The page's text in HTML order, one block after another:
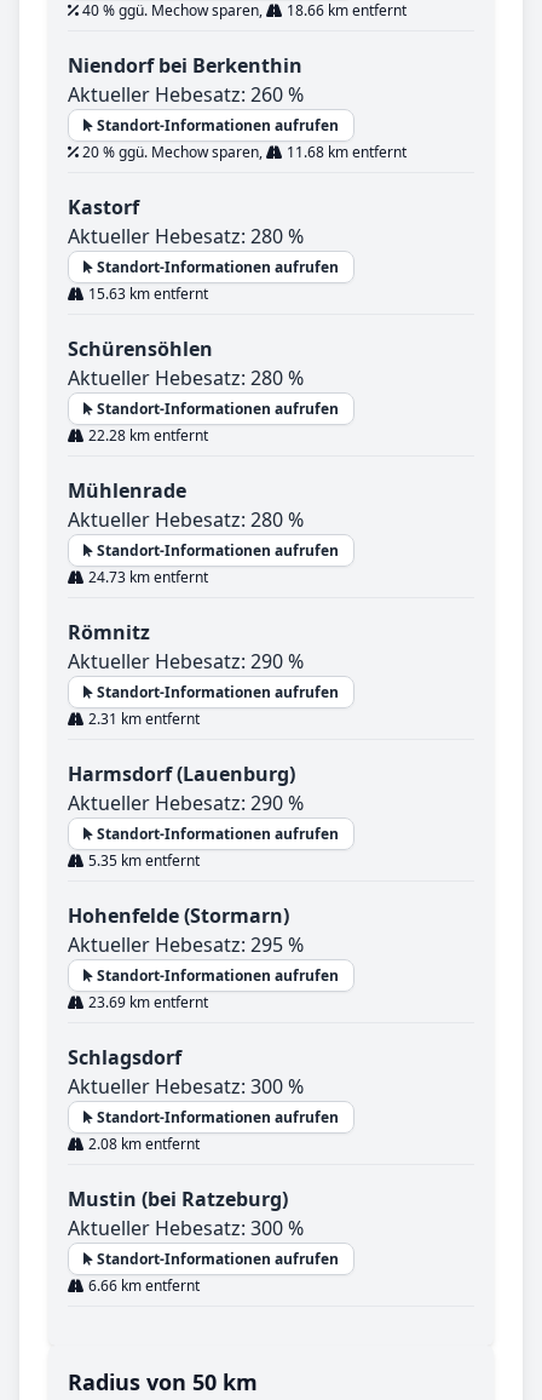
40 % ggü. Mechow sparen,
18.66 km entfernt
Niendorf bei Berkenthin
Aktueller Hebesatz: 260 %
Standort-Informationen aufrufen
20 % ggü. Mechow sparen,
11.68 km entfernt
Kastorf
Aktueller Hebesatz: 280 %
Standort-Informationen aufrufen
15.63 km entfernt
Schürensöhlen
Aktueller Hebesatz: 280 %
Standort-Informationen aufrufen
22.28 km entfernt
Mühlenrade
Aktueller Hebesatz: 280 %
Standort-Informationen aufrufen
24.73 km entfernt
Römnitz
Aktueller Hebesatz: 290 %
Standort-Informationen aufrufen
2.31 km entfernt
Harmsdorf (Lauenburg)
Aktueller Hebesatz: 290 %
Standort-Informationen aufrufen
5.35 km entfernt
Hohenfelde (Stormarn)
Aktueller Hebesatz: 295 %
Standort-Informationen aufrufen
23.69 km entfernt
Schlagsdorf
Aktueller Hebesatz: 300 %
Standort-Informationen aufrufen
2.08 km entfernt
Mustin (bei Ratzeburg)
Aktueller Hebesatz: 300 %
Standort-Informationen aufrufen
6.66 km entfernt
Radius von 50 km